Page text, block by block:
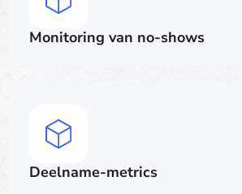
Monitoring van no-shows
Deelname-metrics